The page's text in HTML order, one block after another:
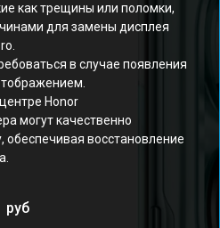
как трещины или поломки,
для замены дисплея
в случае появления
Honor
могут качественно
обеспечивая восстановление
руб